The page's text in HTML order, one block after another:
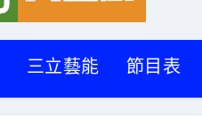
三立藝能 節目表